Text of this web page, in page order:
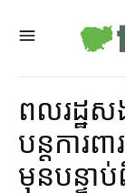
ពលរដ្ឋ​ស
បន្ត​ការព
មុន​បន្ទ